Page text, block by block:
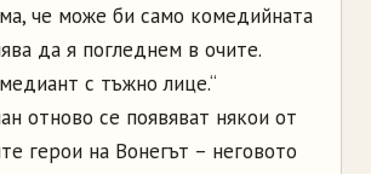
че може би само комедийната
да я погледнем в очите.
с тъжно лице.“
отново се появяват някои от
герои на Вонегът – неговото